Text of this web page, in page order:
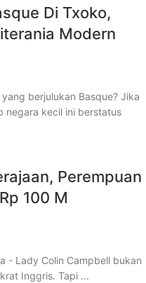
Di Txoko,
Modern
berjulukan Basque? Jika
negara kecil ini berstatus
Perempuan
100 M
- Lady Colin Campbell bukan
Inggris. Tapi ...